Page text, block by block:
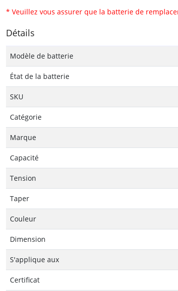
* Veuillez vous assurer que la batterie de
Détails
Modèle de batterie
État de la batterie
SKU
Catégorie
Marque
Capacité
Tension
Taper
Couleur
Dimension
S'applique aux
Certificat